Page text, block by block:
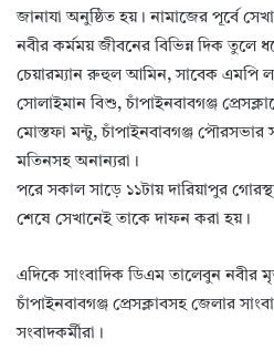
জানাযা অনুষ্ঠিত হয়। নামাজের পূর্বে
নবীর কর্মময় জীবনের বিভিন্ন দিক তুলে
চেয়ারম্যান রুহুল আমিন, সাবেক এমপি
সোলাইমান বিশু, চাঁপাইনবাবগঞ্জ
মোস্তফা মন্টু, চাঁপাইনবাবগঞ্জ
মতিনসহ অনান্যরা।
পরে সকাল সাড়ে ১১টায় দারিয়াপুর
শেষে সেখানেই তাকে দাফন করা হয়।
এদিকে সাংবাদিক ডিএম তালেবুন নবীর
চাঁপাইনবাবগঞ্জ প্রেসক্লাবসহ জেলার
সংবাদকর্মীরা।